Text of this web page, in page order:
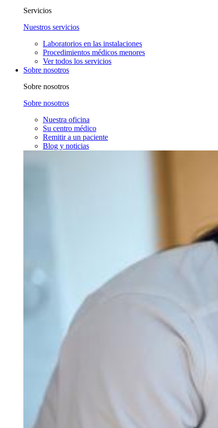
Servicios
Nuestros servicios
Laboratorios en las instalaciones
Procedimientos médicos menores
Ver todos los servicios
Sobre nosotros
Sobre nosotros
Sobre nosotros
Nuestra oficina
Su centro médico
Remitir a un paciente
Blog y noticias